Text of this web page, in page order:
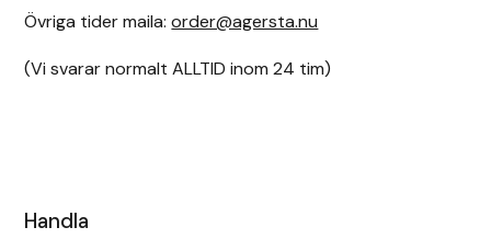
Övriga tider maila:order@agersta.nu
(Vi svarar normalt ALLTID inom 24 tim)
Handla
Wintec